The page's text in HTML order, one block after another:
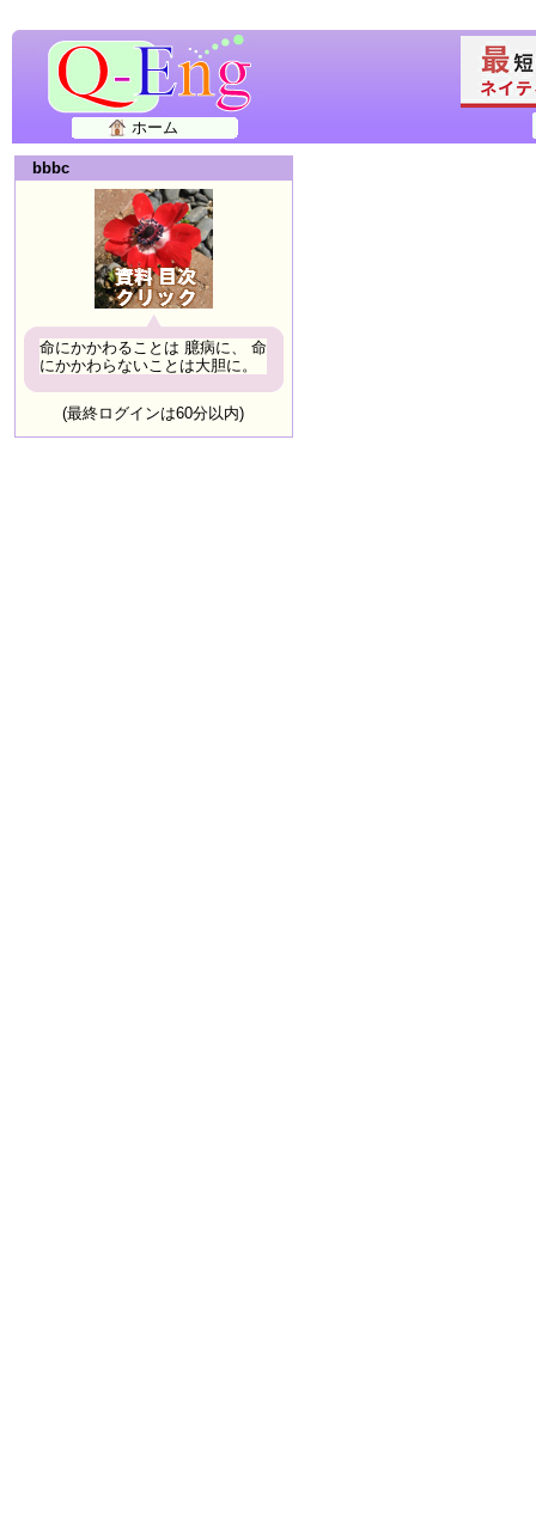
ホーム
bbbc
命にかかわることは 臆病に、 命
にかかわらないことは大胆に。
(最終ログインは60分以内)